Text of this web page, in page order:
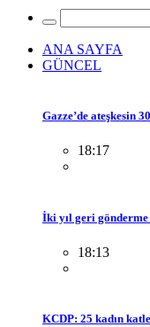
ANA SAYFA
GÜNCEL
Gazze’de ateşkesin
18:17
İki yıl geri gönderme
18:13
KCDP: 25 kadın